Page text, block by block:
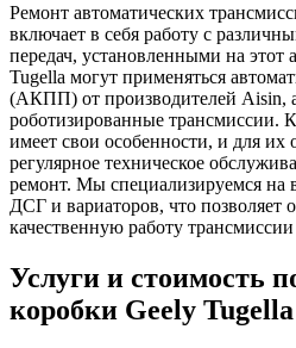
Ремонт автоматических
включает в себя работу с
передач, установленными на этот
Tugella могут применяться
(АКПП) от производителей Aisin,
роботизированные трансмиссии.
имеет свои особенности, и для
регулярное техническое
ремонт. Мы специализируемся
ДСГ и вариаторов, что позволяет
качественную работу
Услуги и стоимость
коробки Geely Tugella